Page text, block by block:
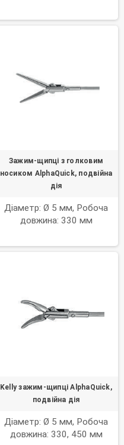
Зажим-щипці з голковим
носиком AlphaQuick, подвійна
дія
Діаметр: Ø 5 мм, Робоча
довжина: 330 мм
Kelly зажим-щипці AlphaQuick,
подвійна дія
Діаметр: Ø 5 мм, Робоча
довжина: 330, 450 мм